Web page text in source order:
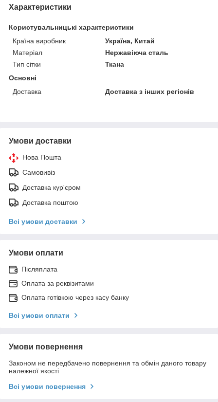
Характеристики
Користувальницькі характеристики
Країна виробник
Україна, Китай
Матеріал
Нержавіюча сталь
Тип сітки
Ткана
Основні
Доставка
Доставка з інших регіонів
Умови доставки
Нова Пошта
Самовивіз
Доставка кур'єром
Доставка поштою
Всі умови доставки
Умови оплати
Післяплата
Оплата за реквізитами
Оплата готівкою через касу банку
Всі умови оплати
Умови повернення
Законом не передбачено повернення та обмін даного товару
належної якості
Всі умови повернення